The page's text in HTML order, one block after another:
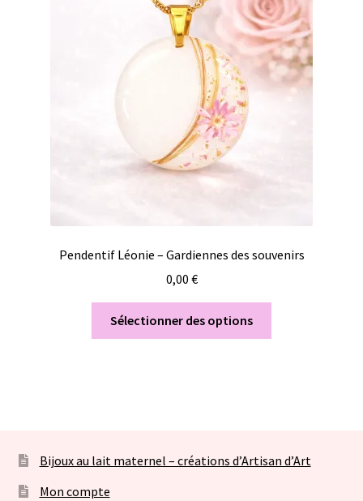
Pendentif Léonie – Gardiennes des souvenirs
0,00 €
Sélectionner des options
Bijoux au lait maternel – créations d’Artisan d’Art
Mon compte